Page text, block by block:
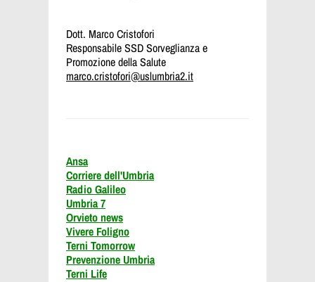
Dott. Marco Cristofori
Responsabile SSD Sorveglianza e
Promozione della Salute
marco.cristofori@uslumbria2.it
Ansa
Corriere dell'Umbria
Radio Galileo
Umbria 7
Orvieto news
Vivere Foligno
Terni Tomorrow
Prevenzione Umbria
Terni Life